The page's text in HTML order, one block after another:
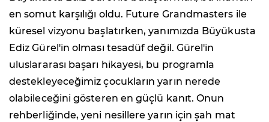
en somut karşılığı oldu. Future Grandmasters ile
küresel vizyonu başlatırken, yanımızda Büyükusta
Ediz Gürel'in olması tesadüf değil. Gürel'in
uluslararası başarı hikayesi, bu programla
destekleyeceğimiz çocukların yarın nerede
olabileceğini gösteren en güçlü kanıt. Onun
rehberliğinde, yeni nesillere yarın için şah mat